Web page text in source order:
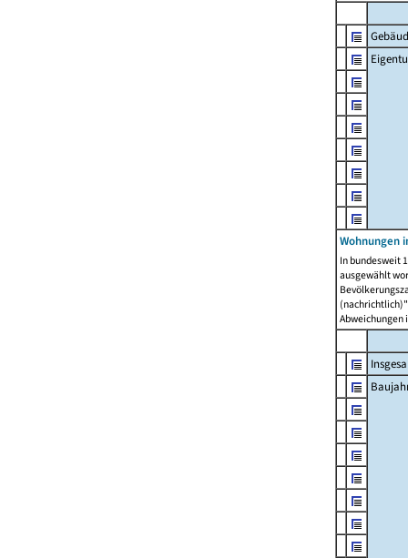
Wohnungen
In bundesweit
ausgewählt
Abweichungen